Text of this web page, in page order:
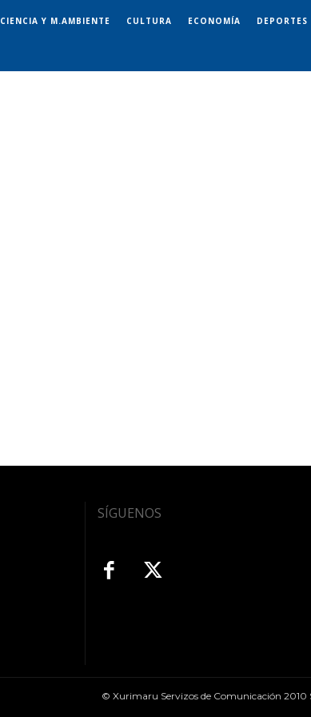
CIENCIA Y M.AMBIENTE CULTURA ECONOMÍA DEPORTES
SÍGUENOS
© Xurimaru Servizos de Comunicación 2010